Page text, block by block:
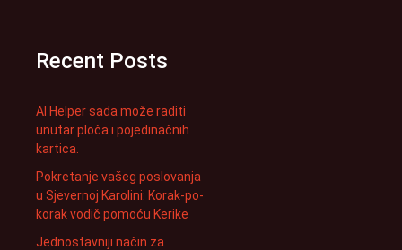
Recent Posts
AI Helper sada može raditi
unutar ploča i pojedinačnih
kartica.
Pokretanje vašeg poslovanja
u Sjevernoj Karolini: Korak-po-
korak vodič pomoću Kerike
Jednostavniji način za